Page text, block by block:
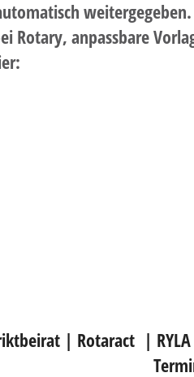
Rotary, anpassbare
| Rotaract| RYLA